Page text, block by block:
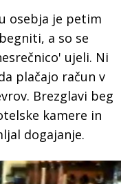
osebja je petim
a so se
ujeli. Ni
plačajo račun v
Brezglavi beg
kamere in
dogajanje.